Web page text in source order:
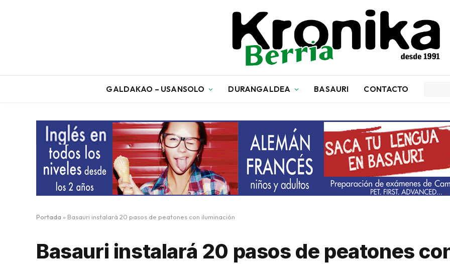
GALDAKAO – USANSOLO DURANGALDEA BASAURI CONTACTO
Portada » Basauri instalará 20 pasos de peatones con iluminación
Basauri instalará 20 pasos de peatones